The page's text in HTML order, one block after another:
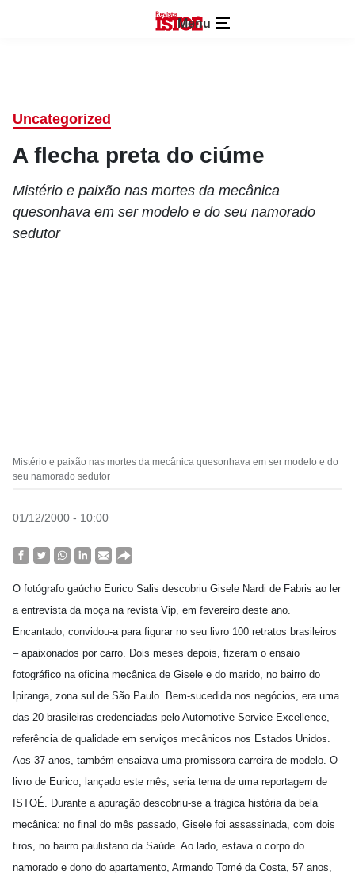
Menu
Uncategorized
A flecha preta do ciúme
Mistério e paixão nas mortes da mecânica
quesonhava em ser modelo e do seu namorado
sedutor
Mistério e paixão nas mortes da mecânica quesonhava em ser modelo e do
seu namorado sedutor
01/12/2000 - 10:00
O fotógrafo gaúcho Eurico Salis descobriu Gisele Nardi de Fabris ao ler
a entrevista da moça na revista Vip, em fevereiro deste ano.
Encantado, convidou-a para figurar no seu livro 100 retratos brasileiros
– apaixonados por carro. Dois meses depois, fizeram o ensaio
fotográfico na oficina mecânica de Gisele e do marido, no bairro do
Ipiranga, zona sul de São Paulo. Bem-sucedida nos negócios, era uma
das 20 brasileiras credenciadas pelo Automotive Service Excellence,
referência de qualidade em serviços mecânicos nos Estados Unidos.
Aos 37 anos, também ensaiava uma promissora carreira de modelo. O
livro de Eurico, lançado este mês, seria tema de uma reportagem de
ISTOÉ. Durante a apuração descobriu-se a trágica história da bela
mecânica: no final do mês passado, Gisele foi assassinada, com dois
tiros, no bairro paulistano da Saúde. Ao lado, estava o corpo do
namorado e dono do apartamento, Armando Tomé da Costa, 57 anos,